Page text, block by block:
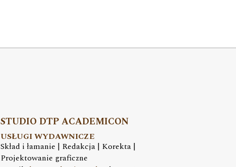
STUDIO DTP ACADEMICON
USŁUGI WYDAWNICZE
Skład i łamanie | Redakcja | Korekta |
Projektowanie graficzne